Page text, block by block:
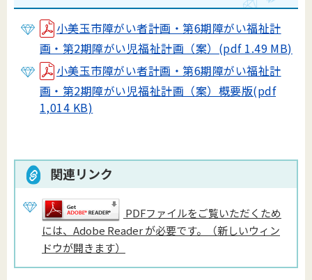
小美玉市障がい者計画・第6期障がい福祉計
画・第2期障がい児福祉計画（案）(pdf 1.49 MB)
小美玉市障がい者計画・第6期障がい福祉計
画・第2期障がい児福祉計画（案）概要版(pdf
1,014 KB)
関連リンク
PDFファイルをご覧いただくため
には、Adobe Reader が必要です。（新しいウィン
ドウが開きます）